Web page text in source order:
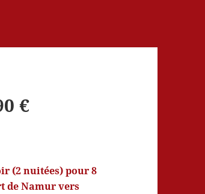
€
(2 nuitées) pour 8
de Namur vers